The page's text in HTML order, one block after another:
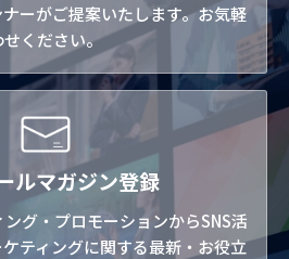
ーがご提案いたします。お気軽
ください。
ルマガジン登録
グ・プロモーションからSNS活
ティングに関する最新・お役立